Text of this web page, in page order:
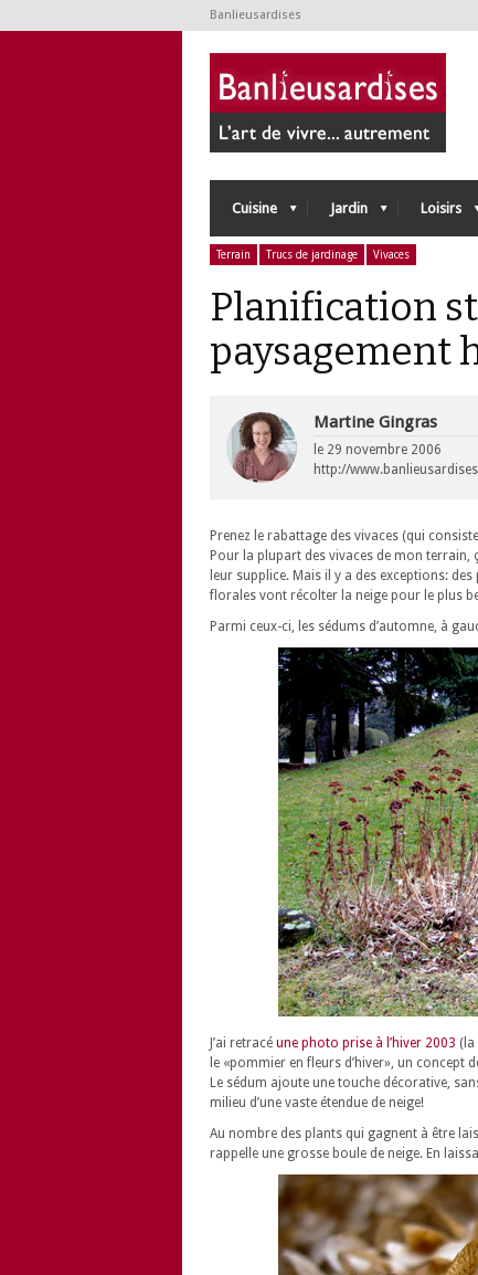
Banlieusardises
Cuisine Jardin Loisirs
Terrain Trucs de jardinage Vivaces
Planification
paysagement
Martine Gingras
le 29 novembre 2006
http://
Prenez le rabattage des vivaces (qui
Pour la plupart des vivaces de mon terrain,
leur supplice. Mais il y a des exceptions:
florales vont récolter la neige pour le plus
Parmi ceux-ci, les sédums d’automne, à
J’ai retracé une photo prise à l’hiver 2003 (la
le «pommier en fleurs d’hiver», un
Le sédum ajoute une touche décorative,
milieu d’une vaste étendue de neige!
Au nombre des plants qui gagnent à être
rappelle une grosse boule de neige. En